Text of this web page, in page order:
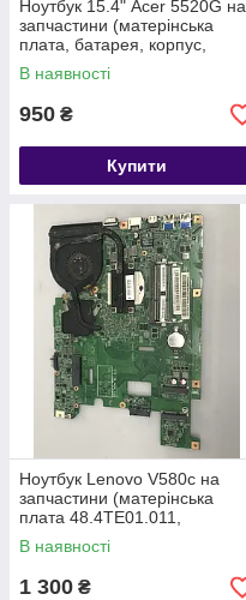
Ноутбук 15.4" Acer 5520G на
запчастини (матерінська
плата, батарея, корпус,
інвертор, клавіатура, кулер
тощо)
В наявності
950 ₴
Купити
Ноутбук Lenovo V580c на
запчастини (матерінська
плата 48.4TE01.011,
48.TE02.011, 48.4TE03.011,
KSB06105HB)
В наявності
1 300 ₴